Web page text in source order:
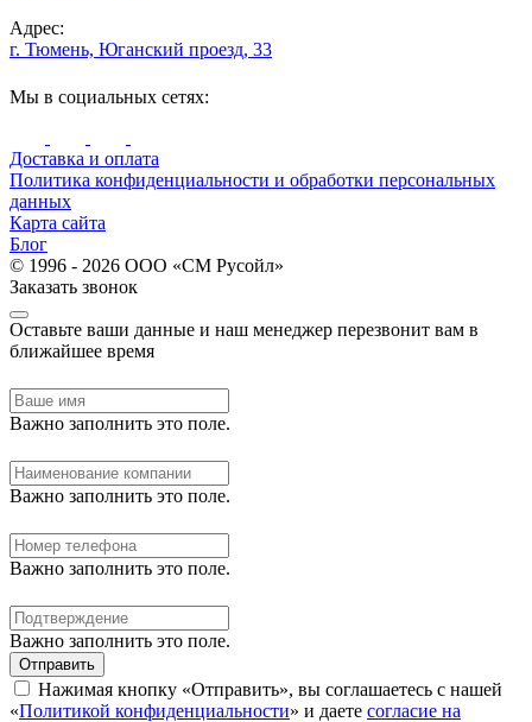
Адрес:
г. Тюмень, Юганский проезд, 33
Мы в социальных сетях:
Доставка и оплата
Политика конфиденциальности и обработки персональных
данных
Карта сайта
Блог
© 1996 - 2026 ООО «СМ Русойл»
Заказать звонок
Оставьте ваши данные и наш менеджер перезвонит вам в
ближайшее время
Важно заполнить это поле.
Важно заполнить это поле.
Важно заполнить это поле.
Важно заполнить это поле.
Отправить
Нажимая кнопку «Отправить», вы соглашаетесь с нашей
«Политикой конфиденциальности» и даете согласие на